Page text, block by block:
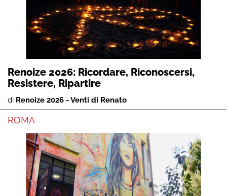
Renoize 2026: Ricordare, Riconoscersi,
Resistere, Ripartire
di Renoize 2026 - Venti di Renato
ROMA